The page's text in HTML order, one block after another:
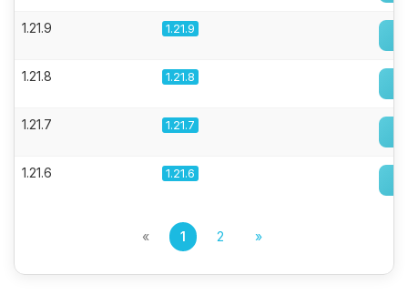
1.21.9 1.21.9
1.21.8 1.21.8
1.21.7 1.21.7
1.21.6 1.21.6
« 1 2 »